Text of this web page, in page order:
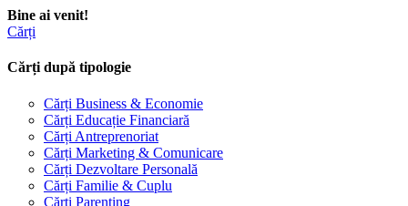
Bine ai venit!
Cărți
Cărți după tipologie
Cărți Business & Economie
Cărți Educație Financiară
Cărți Antreprenoriat
Cărți Marketing & Comunicare
Cărți Dezvoltare Personală
Cărți Familie & Cuplu
Cărți Parenting